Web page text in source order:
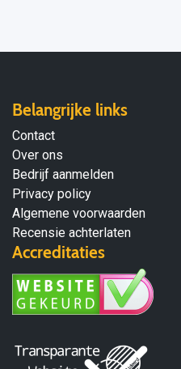
Belangrijke links
Contact
Over ons
Bedrijf aanmelden
Privacy policy
Algemene voorwaarden
Recensie achterlaten
Accreditaties